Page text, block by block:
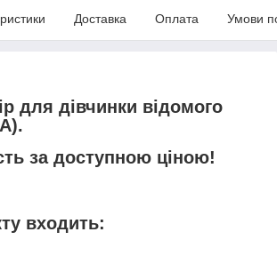
Доставка Оплата Умови
для дівчинки відомого
за доступною ціною!
входить: